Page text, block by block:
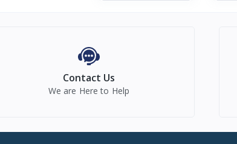
Contact Us
We are Here to Help